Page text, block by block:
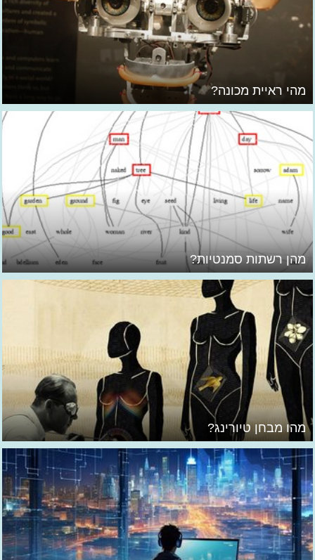
מהי ראיית מכונה?
מהן רשתות סמנטיות?
מהו מבחן טיורינג?